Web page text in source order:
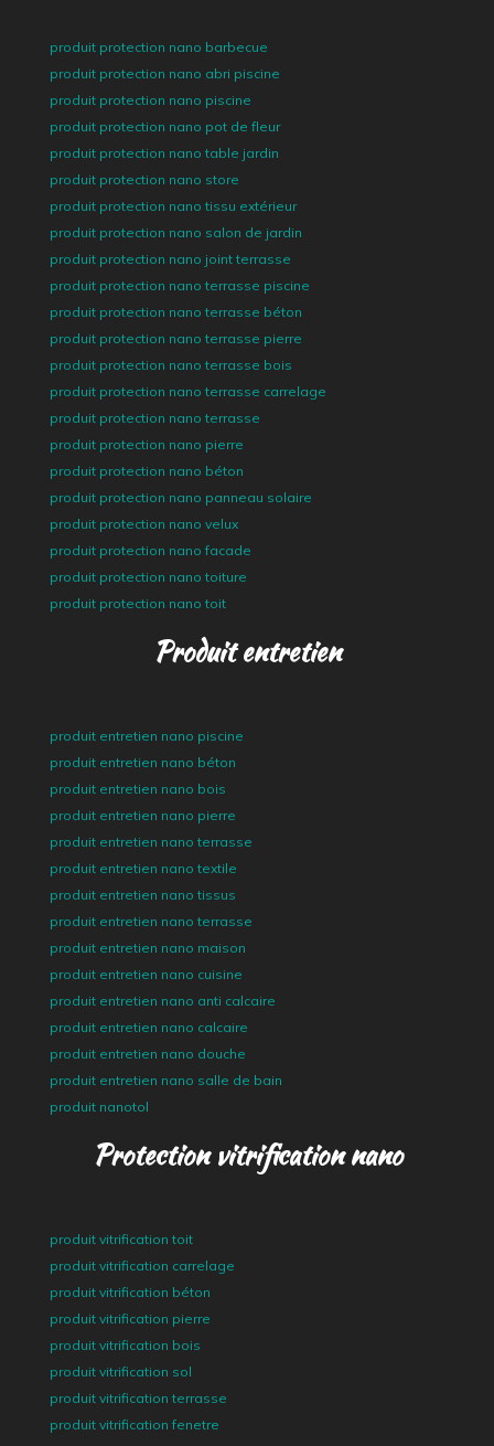
produit protection nano barbecue
produit protection nano abri piscine
produit protection nano piscine
produit protection nano pot de fleur
produit protection nano table jardin
produit protection nano store
produit protection nano tissu extérieur
produit protection nano salon de jardin
produit protection nano joint terrasse
produit protection nano terrasse piscine
produit protection nano terrasse béton
produit protection nano terrasse pierre
produit protection nano terrasse bois
produit protection nano terrasse carrelage
produit protection nano terrasse
produit protection nano pierre
produit protection nano béton
produit protection nano panneau solaire
produit protection nano velux
produit protection nano facade
produit protection nano toiture
produit protection nano toit
Produit entretien
produit entretien nano piscine
produit entretien nano béton
produit entretien nano bois
produit entretien nano pierre
produit entretien nano terrasse
produit entretien nano textile
produit entretien nano tissus
produit entretien nano terrasse
produit entretien nano maison
produit entretien nano cuisine
produit entretien nano anti calcaire
produit entretien nano calcaire
produit entretien nano douche
produit entretien nano salle de bain
produit nanotol
Protection vitrification nano
produit vitrification toit
produit vitrification carrelage
produit vitrification béton
produit vitrification pierre
produit vitrification bois
produit vitrification sol
produit vitrification terrasse
produit vitrification fenetre